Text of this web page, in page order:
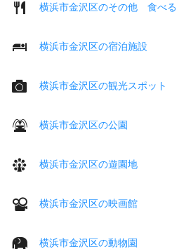
横浜市金沢区のその他 食べる
横浜市金沢区の宿泊施設
横浜市金沢区の観光スポット
横浜市金沢区の公園
横浜市金沢区の遊園地
横浜市金沢区の映画館
横浜市金沢区の動物園